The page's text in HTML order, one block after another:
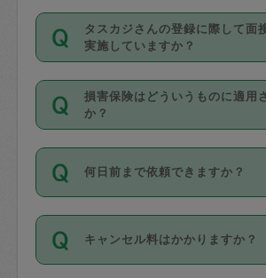
動計算で表示されます。
開始時間を２時間前後変更す
能です。依頼送信後、個別に
んにメッセージを送り調整し
い。ただし、２時間を越えて
時間も被らない場合、損害保
する前にタスカジさんのプロ
確認してください。
基本的に、高所での作業や危
外での作業は対象外です。
主婦として長年の家事経験を
方、栄養士・調理師といった
育園や学校の給食やレストラ
係の専門職に従事されていた
すでにハウスキーパーや英語
てお仕事をしているフィリピ
社員など様々なバックグラウ
登録しています。
日本語も話せる方など様々で
タスカジさんの登録に際して面
実施していますか？
応募の際に、各自事務局との
を行っています。その後、身
写真提出をしていただいてい
確認しています。タスカジさ
ング動画を使ったセルフトレ
現場トライアルを受け、合格
ジさんが活動されています。
損害保険はどういうものに適用
か？
依頼者とタスカジさんとの間
を通して成立した作業時間内
適用されます。作業範囲は、
です。作業中に物を壊したり
をさせたりした場合が対象で
何日前まで依頼できますか？
ご依頼は、現在を起点に3日
以降）の日時から受付可能と
す。
キャンセル料はかかりますか？